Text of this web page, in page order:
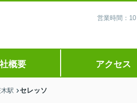
営業時間：
概要 アクセス
駅 セレッソ